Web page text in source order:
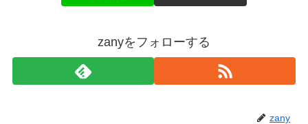
zanyをフォローする
zany